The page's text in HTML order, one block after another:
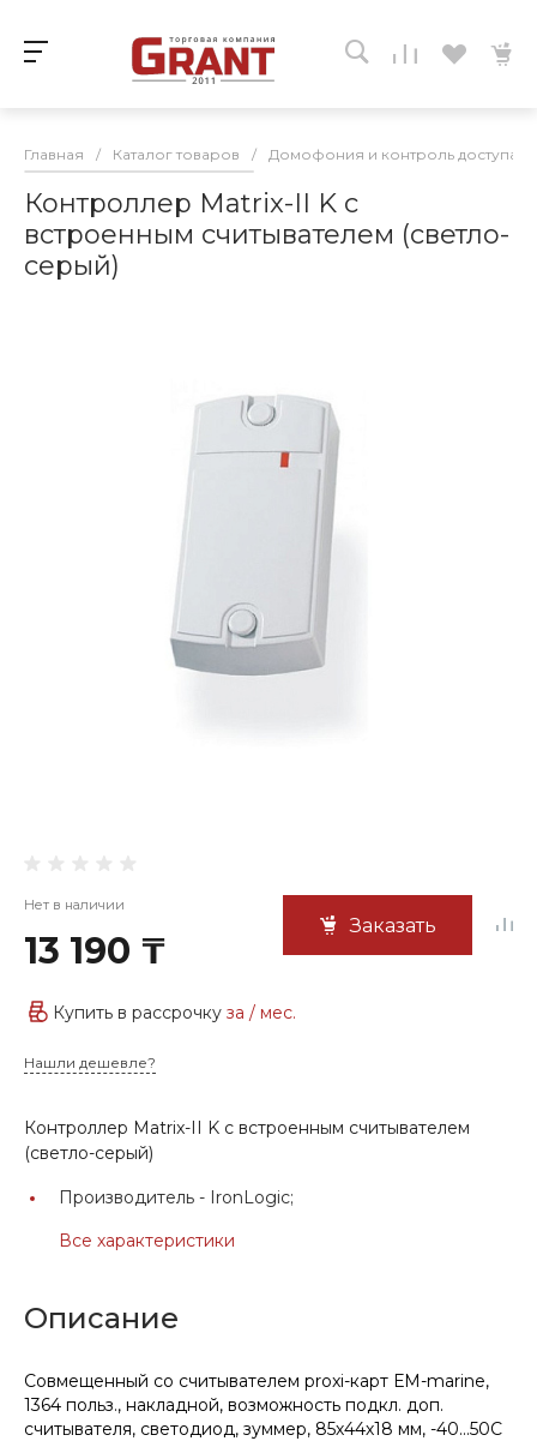
Главная / Каталог товаров / Домофония и контроль доступа
Контроллер Matrix-II K с
встроенным считывателем (светло-
серый)
Нет в наличии
13 190 ₸
Заказать
Купить в рассрочку за / мес.
Нашли дешевле?
Контроллер Matrix-II K с встроенным считывателем
(светло-серый)
Производитель - IronLogic;
Все характеристики
Описание
Совмещенный со считывателем proxi-карт ЕМ-marine,
1364 польз., накладной, возможность подкл. доп.
считывателя, светодиод, зуммер, 85х44х18 мм, -40...50C